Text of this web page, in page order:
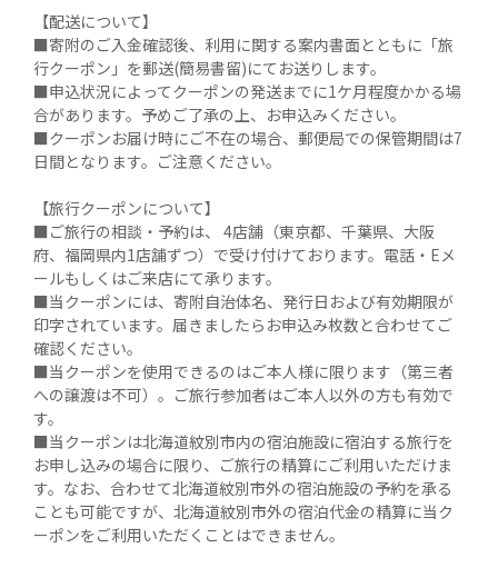
【配送について】
■寄附のご入金確認後、利用に関する案内書面とともに「旅
行クーポン」を郵送(簡易書留)にてお送りします。
■申込状況によってクーポンの発送までに1ケ月程度かかる場
合があります。予めご了承の上、お申込みください。
■クーポンお届け時にご不在の場合、郵便局での保管期間は7
日間となります。ご注意ください。
【旅行クーポンについて】
■ご旅行の相談・予約は、 4店舗（東京都、千葉県、大阪
府、福岡県内1店舗ずつ）で受け付けております。電話・Eメ
ールもしくはご来店にて承ります。
■当クーポンには、寄附自治体名、発行日および有効期限が
印字されています。届きましたらお申込み枚数と合わせてご
確認ください。
■当クーポンを使用できるのはご本人様に限ります（第三者
への譲渡は不可）。ご旅行参加者はご本人以外の方も有効で
す。
■当クーポンは北海道紋別市内の宿泊施設に宿泊する旅行を
お申し込みの場合に限り、ご旅行の精算にご利用いただけま
す。なお、合わせて北海道紋別市外の宿泊施設の予約を承る
ことも可能ですが、北海道紋別市外の宿泊代金の精算に当ク
ーポンをご利用いただくことはできません。